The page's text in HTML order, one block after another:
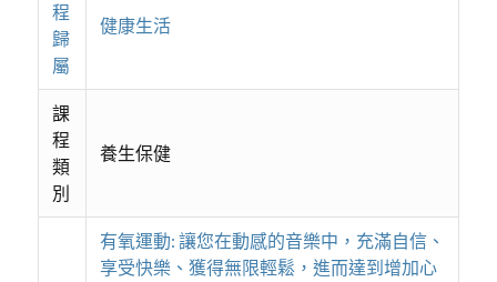
程
歸
屬
健康生活
課
程
類
別
養生保健
有氧運動: 讓您在動感的音樂中，充滿自信、
享受快樂、獲得無限輕鬆，進而達到增加心